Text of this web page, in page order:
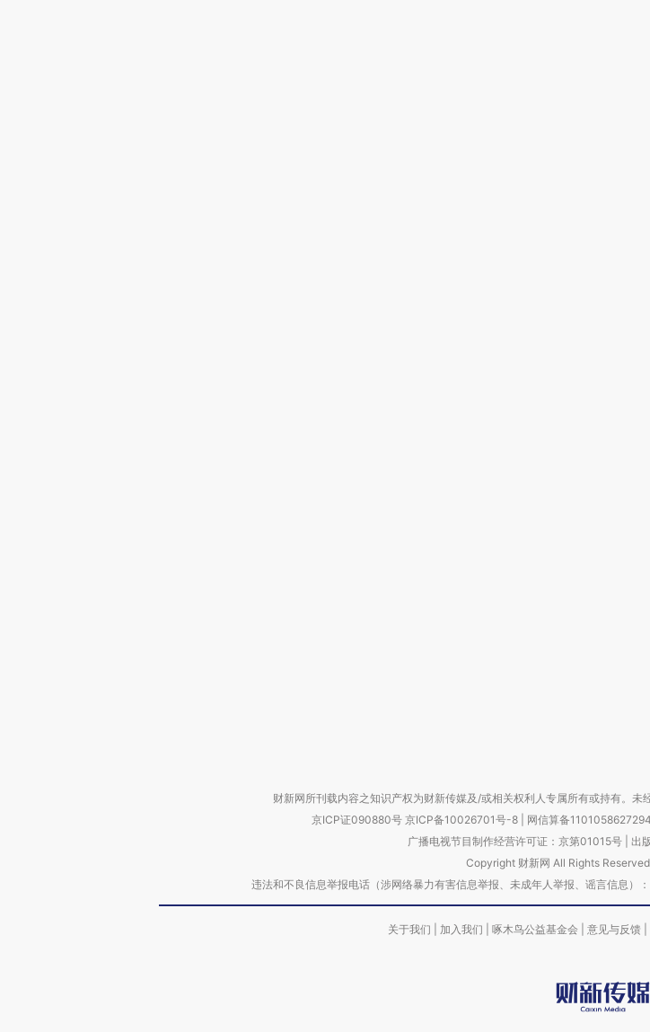
财新网所刊载内容之知识产权为财新传媒及/或相关权利人专属所有或持有。未
京ICP证090880号 京ICP备10026701号-8 网信算备
广播电视节目制作经营许可证：京第01015号| 出
Copyright 财新网 All Rights
违法和不良信息举报电话（涉网络暴力有害信息举报、未成年人举报、谣言信
关于我们 加入我们 啄木鸟公益基金会 意见与反馈